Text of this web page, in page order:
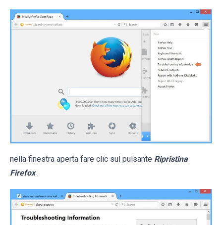
nella finestra aperta fare clic sul pulsante Ripristina
Firefox .